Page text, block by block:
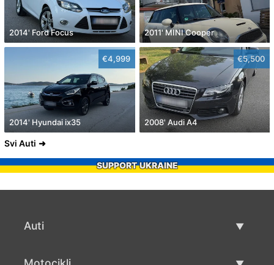
2014' Ford Focus 2011' MINI Cooper
€4,999
2014' Hyundai ix35
€5,500
2008' Audi A4
Svi Auti
SUPPORT UKRAINE
Auti